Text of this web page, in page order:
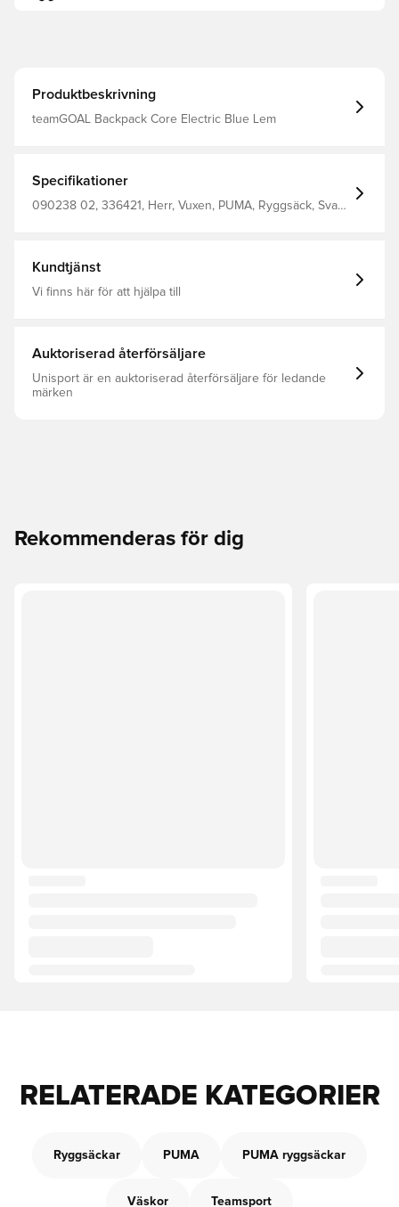
Produktbeskrivning
teamGOAL Backpack Core Electric Blue Lem
Specifikationer
090238 02, 336421, Herr, Vuxen, PUMA, Ryggsäck, Svart,
Kundtjänst
Vi finns här för att hjälpa till
Auktoriserad återförsäljare
Unisport är en auktoriserad återförsäljare för ledande
märken
Rekommenderas för dig
RELATERADE KATEGORIER
Ryggsäckar PUMA PUMA ryggsäckar
Väskor Teamsport